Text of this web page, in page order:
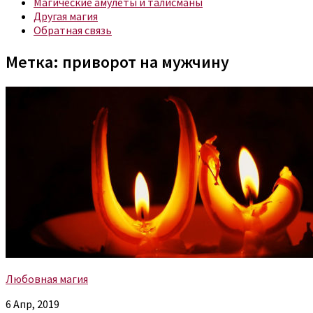
Другая магия
Обратная связь
Метка: приворот на мужчину
Любовная магия
6 Апр, 2019